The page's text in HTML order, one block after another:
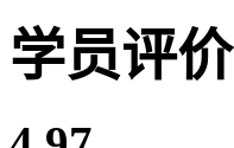
学员评价